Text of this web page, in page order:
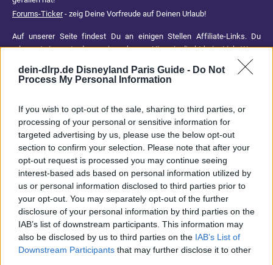
dein-dlrp.de Disneyland Paris Guide - Do Not
Process My Personal Information
If you wish to opt-out of the sale, sharing to third parties, or
processing of your personal or sensitive information for
targeted advertising by us, please use the below opt-out
section to confirm your selection. Please note that after your
opt-out request is processed you may continue seeing
interest-based ads based on personal information utilized by
us or personal information disclosed to third parties prior to
your opt-out. You may separately opt-out of the further
disclosure of your personal information by third parties on the
IAB’s list of downstream participants. This information may
also be disclosed by us to third parties on the IAB’s List of
Downstream Participants that may further disclose it to other
Forums-Ticker- zeig Deine Vorfreude auf Deinen Urlaub!
Auf unserer Seite findest Du an einigen Stellen Affiliate-Links. Du
erkennst sie am * oder an einem kurzen Hinweis direkt beim Link. Wenn
Du darüber etwas buchst oder kaufst, erhalten wir eine Provision. Für
Dich entstehen dadurch keine Mehrkosten. Damit hilfst Du uns, unsere
Reiseführer, Tipps und Planungsinhalte weiterhin kostenlos anzubieten.
Abonniere jetzt unsere magischen News aus denDisney
Parks
Keine Angebote verpassen
Aktuelle News
Spannende Lesetipps
Gratis und jederzeit kündbar